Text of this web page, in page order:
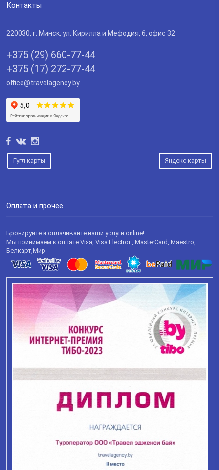
Контакты
220030, г. Минск, ул. Кирилла и Мефодия, 6, офис 32
+375 (29) 660-77-44
+375 (17) 272-77-44
office@travelagency.by
Гугл карты Яндекс карты
Оплата и прочее
Бронируйте и оплачивайте наши услуги online!
Мы принимаем к оплате Visa, Visa Electron, MasterCard, Maestro,
Белкарт,Мир